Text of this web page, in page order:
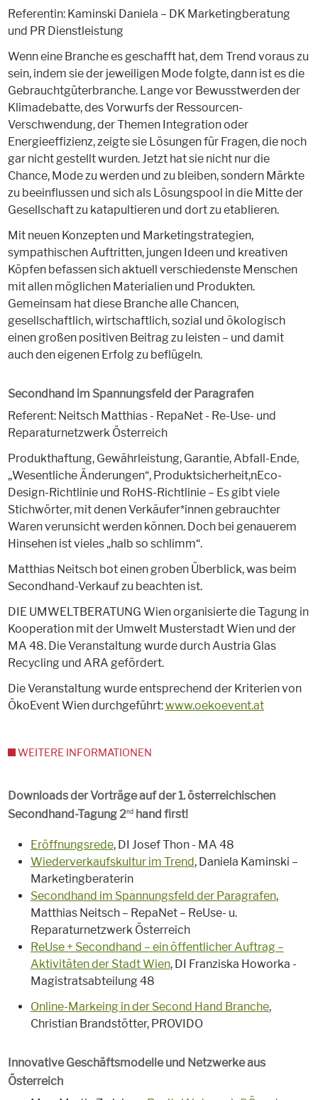
Referentin: Kaminski Daniela – DK Marketingberatung
und PR Dienstleistung
Wenn eine Branche es geschafft hat, dem Trend voraus zu
sein, indem sie der jeweiligen Mode folgte, dann ist es die
Gebrauchtgüterbranche. Lange vor Bewusstwerden der
Klimadebatte, des Vorwurfs der Ressourcen-
Verschwendung, der Themen Integration oder
Energieeffizienz, zeigte sie Lösungen für Fragen, die noch
gar nicht gestellt wurden. Jetzt hat sie nicht nur die
Chance, Mode zu werden und zu bleiben, sondern Märkte
zu beeinflussen und sich als Lösungspool in die Mitte der
Gesellschaft zu katapultieren und dort zu etablieren.
Mit neuen Konzepten und Marketingstrategien,
sympathischen Auftritten, jungen Ideen und kreativen
Köpfen befassen sich aktuell verschiedenste Menschen
mit allen möglichen Materialien und Produkten.
Gemeinsam hat diese Branche alle Chancen,
gesellschaftlich, wirtschaftlich, sozial und ökologisch
einen großen positiven Beitrag zu leisten – und damit
auch den eigenen Erfolg zu beflügeln.
Secondhand im Spannungsfeld der Paragrafen
Referent: Neitsch Matthias - RepaNet - Re-Use- und
Reparaturnetzwerk Österreich
Produkthaftung, Gewährleistung, Garantie, Abfall-Ende,
„Wesentliche Änderungen“, Produktsicherheit,nEco-
Design-Richtlinie und RoHS-Richtlinie – Es gibt viele
Stichwörter, mit denen Verkäufer*innen gebrauchter
Waren verunsicht werden können. Doch bei genauerem
Hinsehen ist vieles „halb so schlimm“.
Matthias Neitsch bot einen groben Überblick, was beim
Secondhand-Verkauf zu beachten ist.
DIE UMWELTBERATUNG Wien organisierte die Tagung in
Kooperation mit der Umwelt Musterstadt Wien und der
MA 48. Die Veranstaltung wurde durch Austria Glas
Recycling und ARA gefördert.
Die Veranstaltung wurde entsprechend der Kriterien von
ÖkoEvent Wien durchgeführt:www.oekoevent.at
WEITERE INFORMATIONEN
Downloads der Vorträge auf der 1. österreichischen
Secondhand-Tagung 2ndhand first!
Eröffnungsrede, DI Josef Thon - MA 48
Wiederverkaufskultur im Trend, Daniela Kaminski –
Marketingberaterin
Secondhand im Spannungsfeld der Paragrafen,
Matthias Neitsch – RepaNet – ReUse- u.
Reparaturnetzwerk Österreich
ReUse + Secondhand – ein öffentlicher Auftrag –
Aktivitäten der Stadt Wien, DI Franziska Howorka -
Magistratsabteilung 48
Online-Markeing in der Second Hand Branche,
Christian Brandstötter, PROVIDO
Innovative Geschäftsmodelle und Netzwerke aus
Österreich